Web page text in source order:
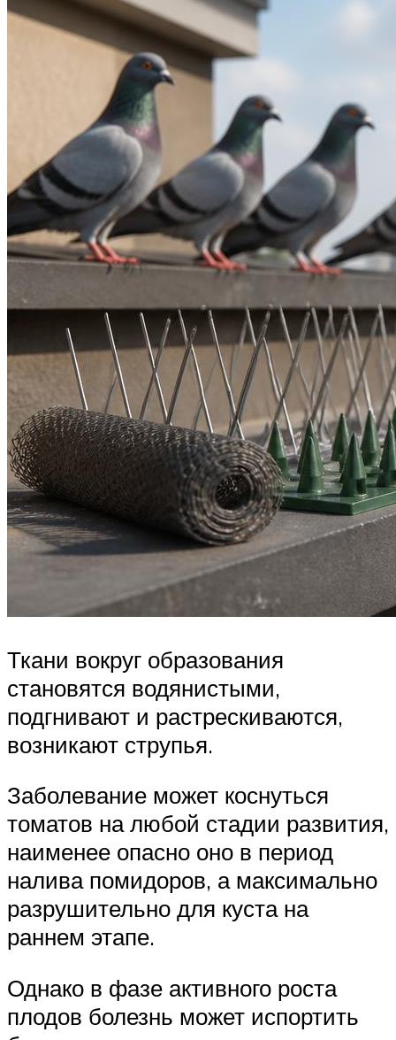
Ткани вокруг образования
становятся водянистыми,
подгнивают и растрескиваются,
возникают струпья.
Заболевание может коснуться
томатов на любой стадии развития,
наименее опасно оно в период
налива помидоров, а максимально
разрушительно для куста на
раннем этапе.
Однако в фазе активного роста
плодов болезнь может испортить